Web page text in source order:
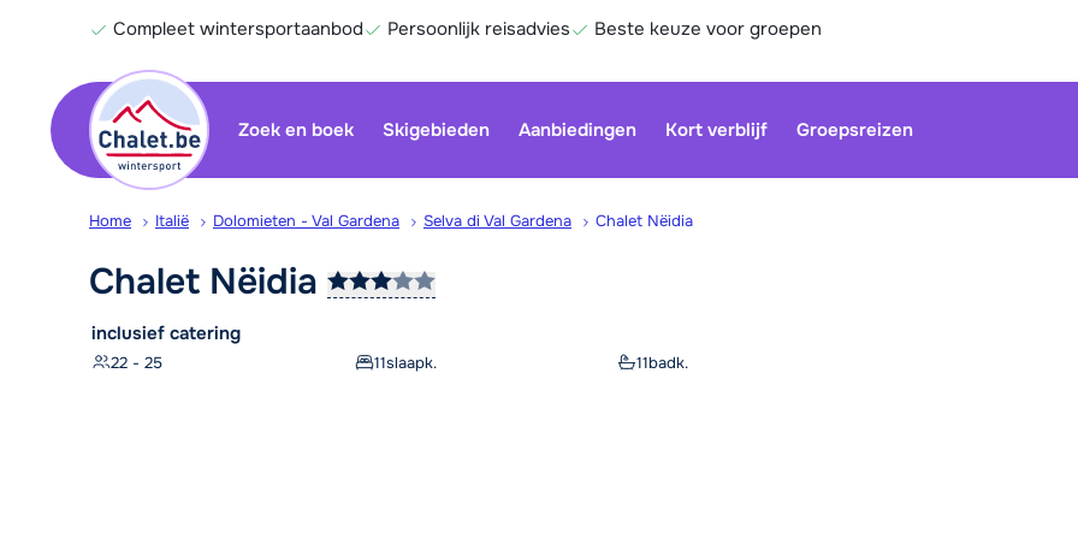
Compleet wintersportaanbod Persoonlijk reisadvies Beste keuze voor groepen
Zoek en boek Skigebieden Aanbiedingen Kort verblijf Groepsreizen
Home Italië Dolomieten - Val Gardena Selva di Val Gardena Chalet Nëidia
Chalet Nëidia
inclusief catering
22 - 25 11slaapk. 11badk.